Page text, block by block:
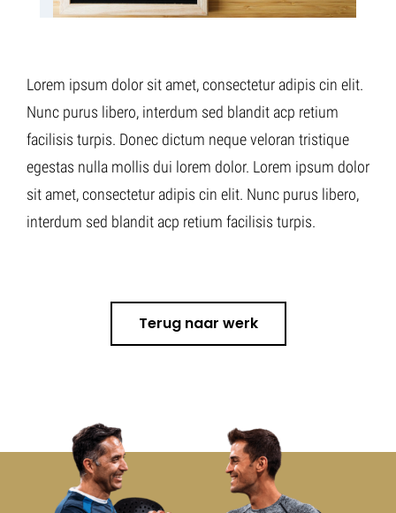
Lorem ipsum dolor sit amet, consectetur adipis cin elit.
Nunc purus libero, interdum sed blandit acp retium
facilisis turpis. Donec dictum neque veloran tristique
egestas nulla mollis dui lorem dolor. Lorem ipsum dolor
sit amet, consectetur adipis cin elit. Nunc purus libero,
interdum sed blandit acp retium facilisis turpis.
Terug naar werk